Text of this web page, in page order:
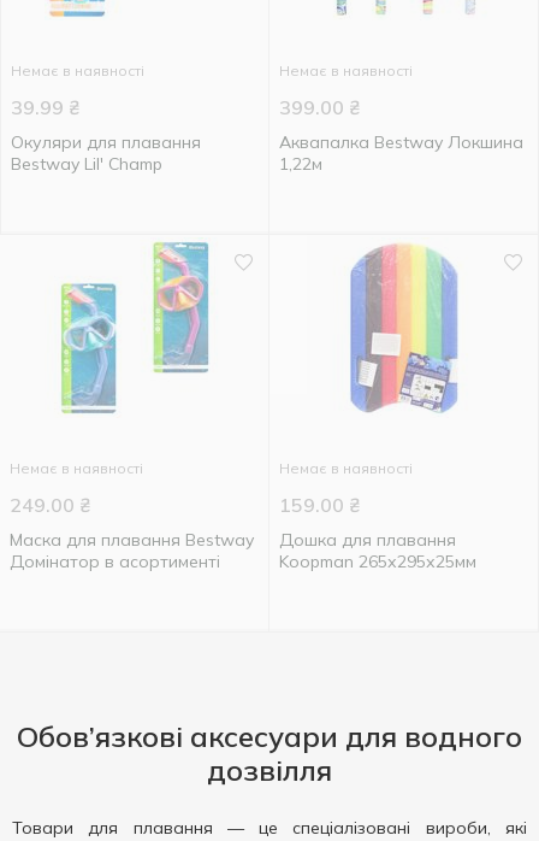
Немає в наявності
39.99 ₴
Окуляри для плавання
Bestway Lil' Champ
Немає в наявності
399.00 ₴
Аквапалка Bestway Локшина
1,22м
Немає в наявності
249.00 ₴
Маска для плавання Bestway
Домінатор в асортименті
Немає в наявності
159.00 ₴
Дошка для плавання
Koopman 265х295х25мм
Обов’язкові аксесуари для водного
дозвілля
Товари для плавання — це спеціалізовані вироби, які